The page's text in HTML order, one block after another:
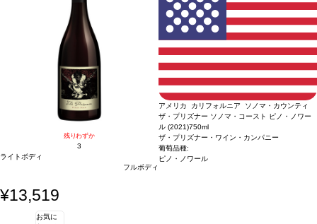
キノコのソテー、野菜クルディットプラッターなどと好相性
ノワール、そして少しのヴィオニエとゲヴュルツトラミネール*本ヴィンテージが
在庫切れの場合、在庫があり価格が同様の場合は自動的に次のヴィンテージに変更
されます、ご了承ください。
ィオニエとゲヴェルツトラミネールをブレンドし、軽やかで力強いカリフォルニア
のブラン・ド・ノワールは、リッチな口当たりを愉しめる。合う料理生牡蠣や牡
蠣の冷菜、白身魚の丸焼き、蟹やロブスター、クリームベースのスープやソース、
キノコのソテー、野菜クルディットプラッターなどと好相性葡萄品種主にピノ・
ノワール、そして少しのヴィオニエとゲヴュルツトラミネール*本ヴィンテージが
在庫切れの場合、在庫があり価格が同様の場合は自動的に次のヴィンテージに変更
されます、ご了承ください。
残りわずか
3
ライトボディ
フルボディ
アメリカ カリフォルニア ソノマ・カウンティ
ザ・プリズナー ソノマ・コースト ピノ・ノワー
ル (2021)750ml
ザ・プリズナー・ワイン・カンパニー
葡萄品種:
ピノ・ノワール
¥13,519
お気に